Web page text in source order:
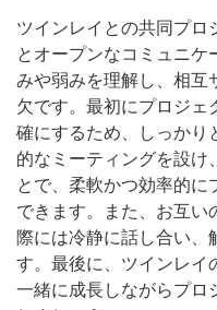
ツインレイとの共同プロ
とオープンなコミュニケ
みや弱みを理解し、相互
欠です。最初にプロジェ
確にするため、しっかり
的なミーティングを設け
とで、柔軟かつ効率的に
できます。また、お互い
際には冷静に話し合い、
す。最後に、ツインレイ
一緒に成長しながらプロ